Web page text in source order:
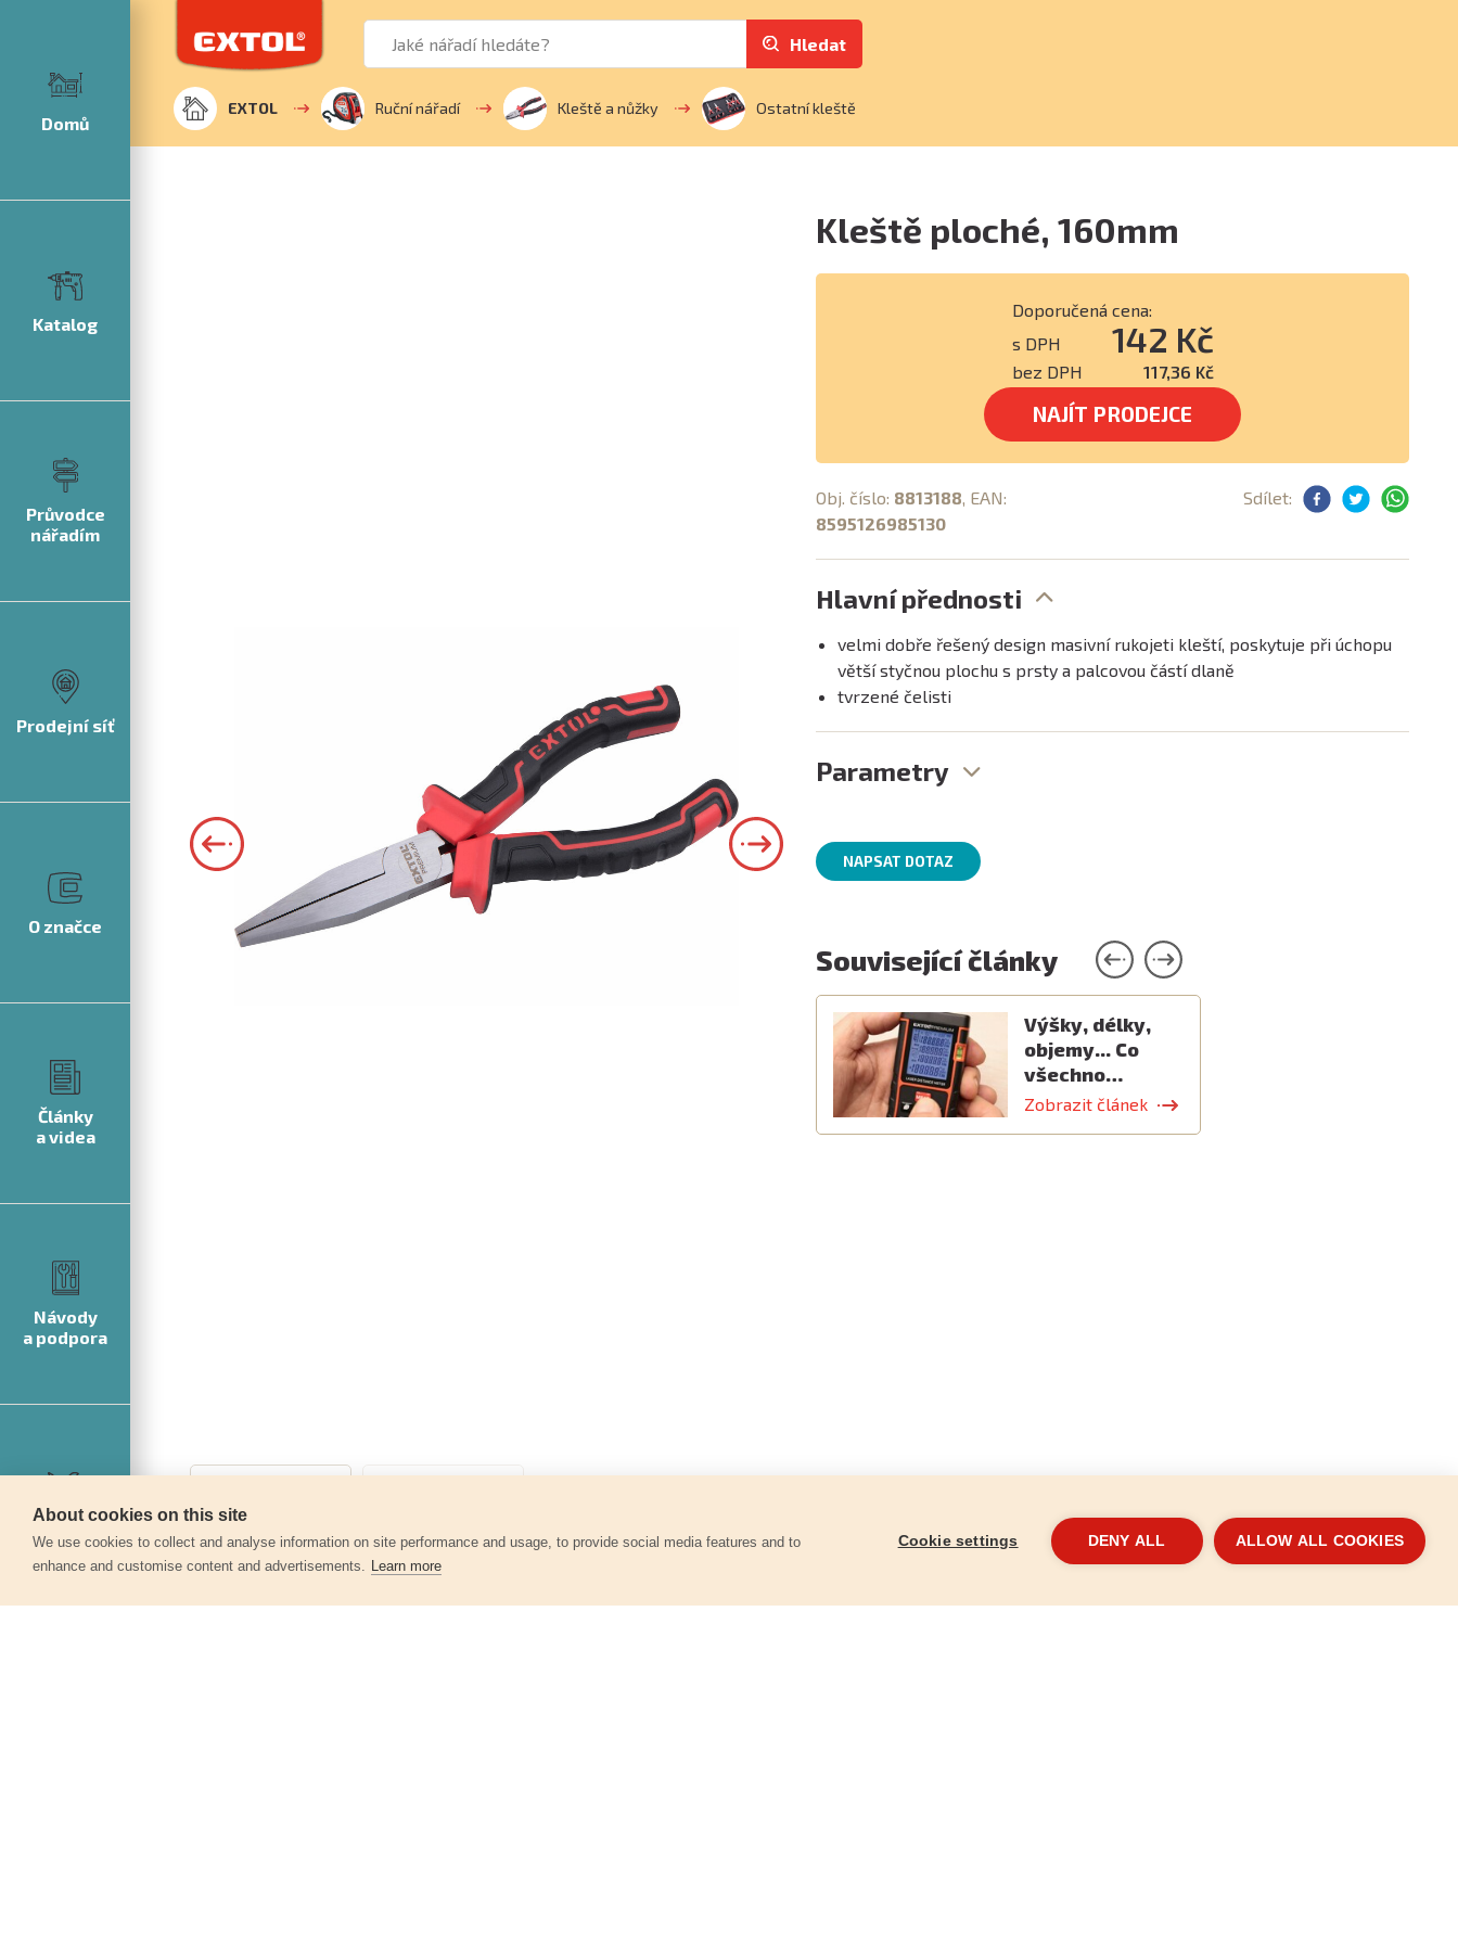
Domů
Katalog
Průvodce
nářadím
Prodejní síť
O značce
Články
a videa
Návody
a podpora
Servis
Hledat
EXTOL Ruční nářadí Kleště a nůžky Ostatní kleště
Kleště ploché, 160mm
Doporučená cena:
s DPH
142 Kč
bez DPH 117,36 Kč
NAJÍT PRODEJCE
Obj. číslo: 8813188, EAN:
8595126985130
Sdílet:
Hlavní přednosti
velmi dobře řešený design masivní rukojeti kleští, poskytuje při úchopu
větší styčnou plochu s prsty a palcovou částí dlaně
tvrzené čelisti
Parametry
NAPSAT DOTAZ
Související články
Výšky, délky,
objemy... Co
všechno…
Zobrazit článek
About cookies on this site
We use cookies to collect and analyse information on site performance and usage, to provide social media features and to
enhance and customise content and advertisements. Learn more
Cookie settings DENY ALL ALLOW ALL COOKIES